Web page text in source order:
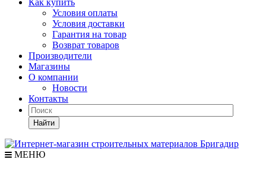
Как купить
Условия оплаты
Условия доставки
Гарантия на товар
Возврат товаров
Производители
Магазины
О компании
Новости
Контакты
Найти
МЕНЮ